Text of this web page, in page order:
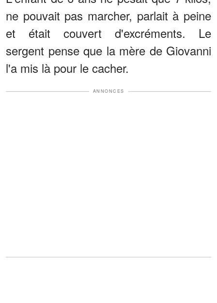
ne pouvait pas marcher, parlait à peine
et était couvert d'excréments. Le
sergent pense que la mère de Giovanni
l'a mis là pour le cacher.
ANNONCES